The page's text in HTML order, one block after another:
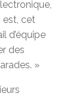
est, cet
d’équipe
des
»